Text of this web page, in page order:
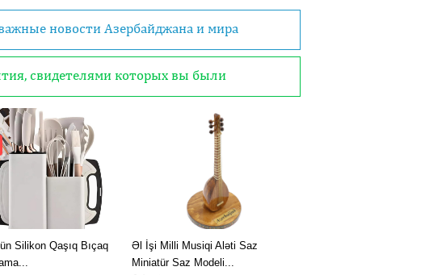
новости Азербайджана и мира
свидетелями которых вы были